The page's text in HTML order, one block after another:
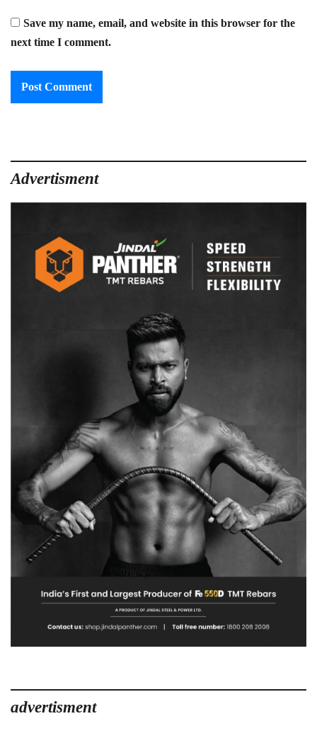
Save my name, email, and website in this browser for the
next time I comment.
Advertisment
advertisment